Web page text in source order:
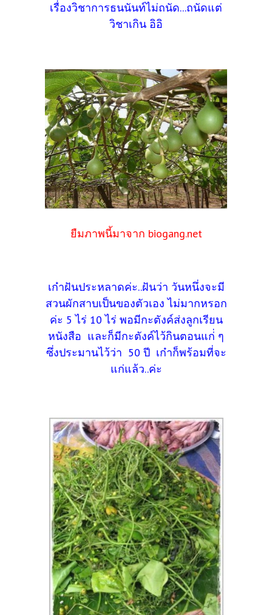
เรื่องวิชาการธนนันท์ไม่ถนัด...ถนัดแต่
วิชาเกิน อิอิ
ยืมภาพนี้มาจาก biogang.net
เก๋าฝันประหลาดค่ะ..ฝันว่า วันหนึ่งจะมี
สวนผักสาบเป็นของตัวเอง ไม่มากหรอก
ค่ะ 5 ไร่ 10 ไร่ พอมีกะตังค์ส่งลูกเรียน
หนังสือ และก็มีกะตังค์ไว้กินตอนแก่่ ๆ
ซึ่งประมานไว้ว่า 50 ปี เก๋าก็พร้อมที่จะ
แก่แล้ว..ค่ะ